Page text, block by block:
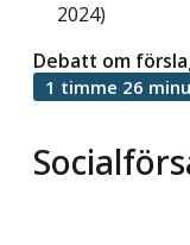
2024)
Debatt om
1 timme 26